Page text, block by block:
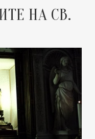
НА СВ.